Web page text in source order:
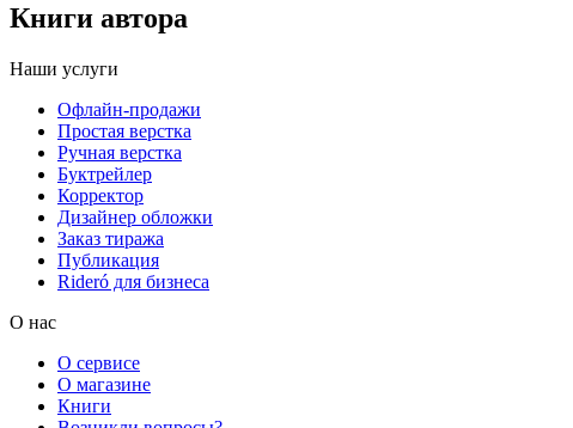
Книги автора
Наши услуги
Офлайн-продажи
Простая верстка
Ручная верстка
Буктрейлер
Корректор
Дизайнер обложки
Заказ тиража
Публикация
Rideró для бизнеса
О нас
О сервисе
О магазине
Книги